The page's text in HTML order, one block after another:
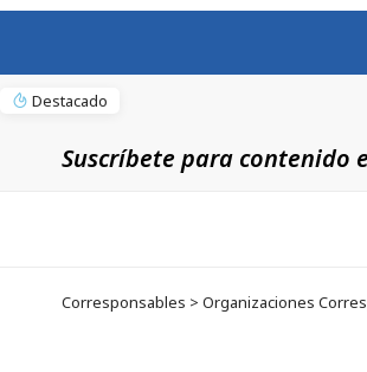
Destacado
Suscríbete para contenido